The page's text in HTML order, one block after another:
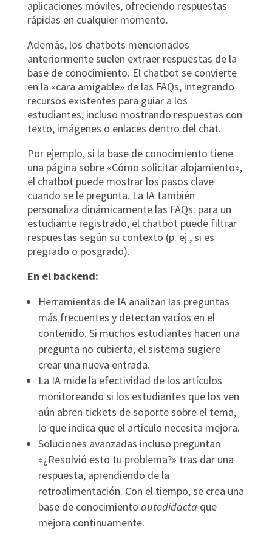
aplicaciones móviles, ofreciendo respuestas
rápidas en cualquier momento.
Además, los chatbots mencionados
anteriormente suelen extraer respuestas de la
base de conocimiento. El chatbot se convierte
en la «cara amigable» de las FAQs, integrando
recursos existentes para guiar a los
estudiantes, incluso mostrando respuestas con
texto, imágenes o enlaces dentro del chat.
Por ejemplo, si la base de conocimiento tiene
una página sobre «Cómo solicitar alojamiento»,
el chatbot puede mostrar los pasos clave
cuando se le pregunta. La IA también
personaliza dinámicamente las FAQs: para un
estudiante registrado, el chatbot puede filtrar
respuestas según su contexto (p. ej., si es
pregrado o posgrado).
En el backend:
Herramientas de IA analizan las preguntas
más frecuentes y detectan vacíos en el
contenido. Si muchos estudiantes hacen una
pregunta no cubierta, el sistema sugiere
crear una nueva entrada.
La IA mide la efectividad de los artículos
monitoreando si los estudiantes que los ven
aún abren tickets de soporte sobre el tema,
lo que indica que el artículo necesita mejora.
Soluciones avanzadas incluso preguntan
«¿Resolvió esto tu problema?» tras dar una
respuesta, aprendiendo de la
retroalimentación. Con el tiempo, se crea una
base de conocimiento autodidacta que
mejora continuamente.